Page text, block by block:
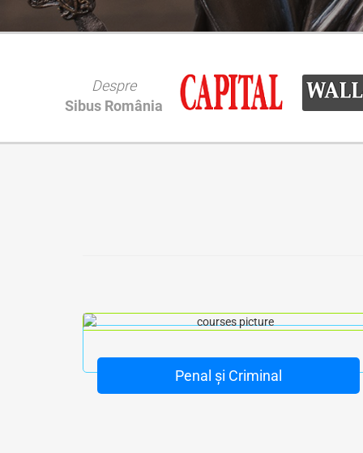
Despre
Sibus România
Penal și Criminal